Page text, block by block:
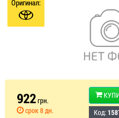
Оригинал:
922грн.
срок 8 дн.
Код: